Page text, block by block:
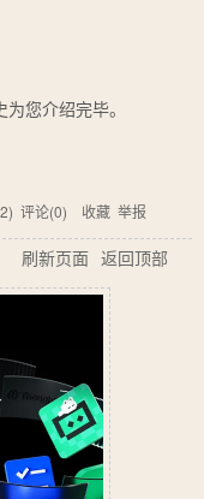
您介绍完毕。
) 评论(0) 收藏 举报
刷新页面 返回顶部